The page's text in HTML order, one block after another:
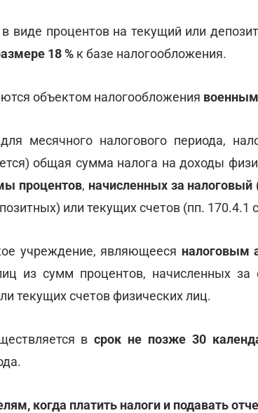
виде процентов на текущий или
18 % к базе налогообложения.
объектом налогообложения
месячного налогового периода,
общая сумма налога на доходы
процентов, начисленных за
или текущих счетов (пп. 170.4.1
учреждение, являющееся налоговым
из сумм процентов, начисленных
текущих счетов физических лиц.
всрок не позже 30
когда платить налоги и подавать